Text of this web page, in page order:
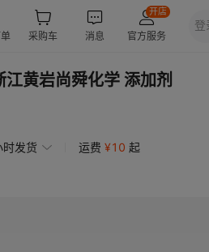
黄岩尚舜化学 添加剂
发货 运费 ¥10 起